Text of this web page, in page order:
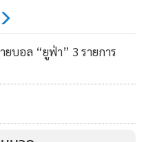
ยบอล “ยูฟ่า” 3 รายการ